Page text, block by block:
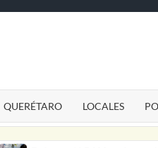
QUERÉTARO LOCALES